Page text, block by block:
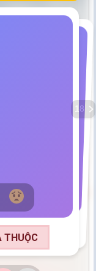
THUỘC
tâm theo
trị, nơi
THUỘC
18